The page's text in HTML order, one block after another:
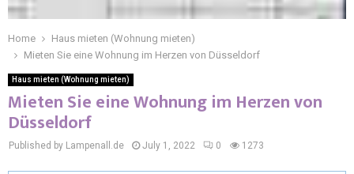
Home
Haus mieten (Wohnung mieten)
Mieten Sie eine Wohnung im Herzen von Düsseldorf
Haus mieten (Wohnung mieten)
Mieten Sie eine Wohnung im Herzen von
Düsseldorf
Published by Lampenall.de July 1, 2022 0 1273